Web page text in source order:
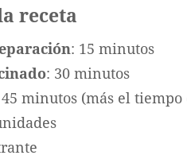
receta
: 15 minutos
: 30 minutos
45 minutos (más el tiempo